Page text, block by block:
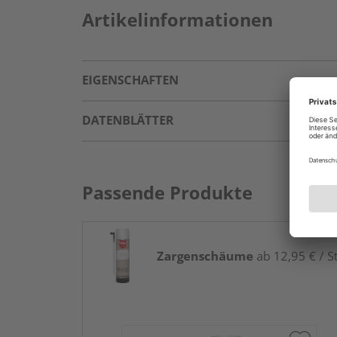
Artikelinformationen
EIGENSCHAFTEN
DATENBLÄTTER
Passende Produkte
Zargenschäume ab 12,95 € /